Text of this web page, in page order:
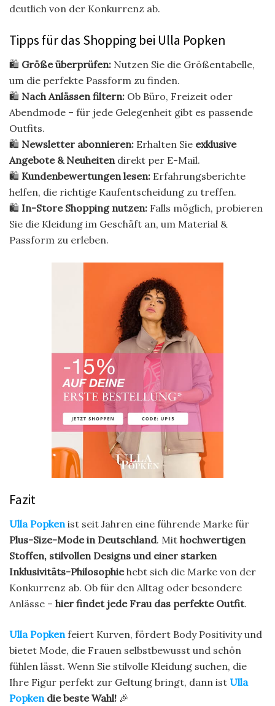
deutlich von der Konkurrenz ab.
Tipps für das Shopping bei Ulla Popken
🛍 Größe überprüfen: Nutzen Sie die Größentabelle,
um die perfekte Passform zu finden.
🛍 Nach Anlässen filtern: Ob Büro, Freizeit oder
Abendmode – für jede Gelegenheit gibt es passende
Outfits.
🛍 Newsletter abonnieren: Erhalten Sie exklusive
Angebote & Neuheiten direkt per E-Mail.
🛍 Kundenbewertungen lesen: Erfahrungsberichte
helfen, die richtige Kaufentscheidung zu treffen.
🛍 In-Store Shopping nutzen: Falls möglich, probieren
Sie die Kleidung im Geschäft an, um Material &
Passform zu erleben.
Fazit
Ulla Popkenist seit Jahren eine führende Marke für
Plus-Size-Mode in Deutschland. Mit hochwertigen
Stoffen, stilvollen Designs und einer starken
Inklusivitäts-Philosophiehebt sich die Marke von der
Konkurrenz ab. Ob für den Alltag oder besondere
Anlässe – hier findet jede Frau das perfekte Outfit.
Ulla Popkenfeiert Kurven, fördert Body Positivity und
bietet Mode, die Frauen selbstbewusst und schön
fühlen lässt. Wenn Sie stilvolle Kleidung suchen, die
Ihre Figur perfekt zur Geltung bringt, dann ist Ulla
Popkendie beste Wahl! 🎉